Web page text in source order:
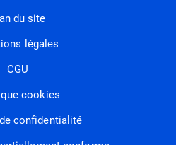
du site
légales
CGU
cookies
confidentialité